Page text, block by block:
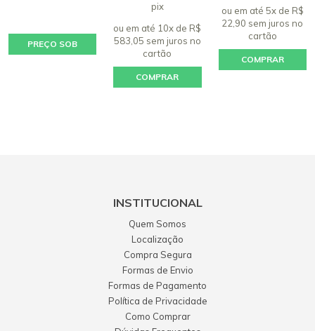
PREÇO SOB
pix
ou em até 10x de R$
583,05 sem juros no
cartão
COMPRAR
ou em até 5x de R$
22,90 sem jurosno
cartão
COMPRAR
INSTITUCIONAL
Quem Somos
Localização
Compra Segura
Formas de Envio
Formas de Pagamento
Política de Privacidade
Como Comprar